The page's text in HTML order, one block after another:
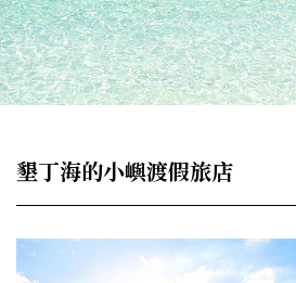
墾丁海的小嶼渡假旅店